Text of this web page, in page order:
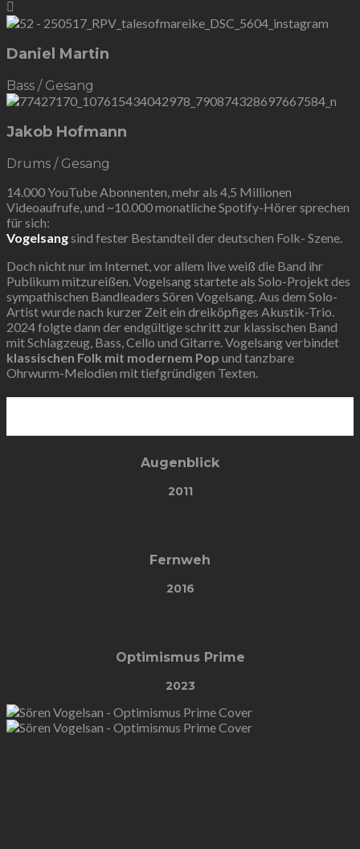
Daniel Martin
Bass / Gesang
Jakob Hofmann
Drums / Gesang
14.000 YouTube Abonnenten, mehr als 4,5 Millionen
Videoaufrufe, und ~10.000 monatliche Spotify-Hörer sprechen
für sich:
Vogelsangsind fester Bestandteil der deutschen Folk- Szene.
Doch nicht nur im Internet, vor allem live weiß die Band ihr
Publikum mitzureißen. Vogelsang startete als Solo-Projekt des
sympathischen Bandleaders Sören Vogelsang. Aus dem Solo-
Artist wurde nach kurzer Zeit ein dreiköpfiges Akustik-Trio.
2024 folgte dann der endgültige schritt zur klassischen Band
mit Schlagzeug, Bass, Cello und Gitarre. Vogelsang verbindet
klassischen Folk mit modernem Pop und tanzbare
Ohrwurm-Melodien mit tiefgründigen Texten.
Augenblick
2011
Fernweh
2016
Optimismus Prime
2023